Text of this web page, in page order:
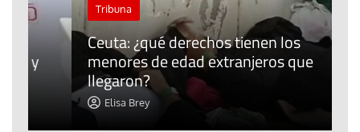
Tribuna
Ceuta: ¿qué derechos tienen los
menores de edad extranjeros que
llegaron?
Elisa Brey